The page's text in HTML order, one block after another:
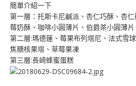
簡單介紹一下
第一層：托斯卡尼鹹派、杏仁巧酥、杏
莓奶酥、咖啡小圓薄片、伯爵茶小圓薄片
第二層:瑪德蓮、莓果布列塔尼、法式雪
焦糖核果塔、草莓果凍
第三層:長崎蜂蜜蛋糕